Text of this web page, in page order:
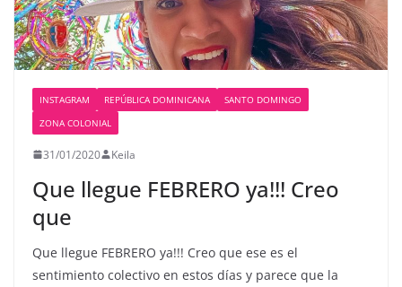
INSTAGRAM REPÚBLICA DOMINICANA
SANTO DOMINGO
ZONA COLONIAL
31/01/2020 Keila
Que llegue FEBRERO ya!!! Creo
que
Que llegue FEBRERO ya!!! Creo que ese es el
sentimiento colectivo en estos días y parece que la